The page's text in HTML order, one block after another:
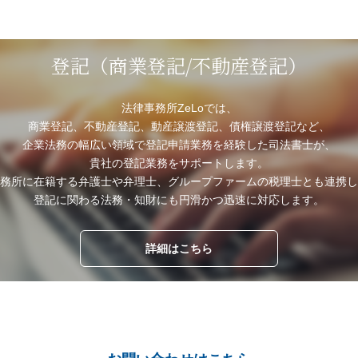
登記（商業登記/不動産登記）
法律事務所ZeLoでは、
商業登記、不動産登記、動産譲渡登記、債権譲渡登記など、
企業法務の幅広い領域で登記申請業務を経験した司法書士が、
貴社の登記業務をサポートします。
所に在籍する弁護士や弁理士、グループファームの税理士とも連携
登記に関わる法務・知財にも円滑かつ迅速に対応します。
詳細はこちら